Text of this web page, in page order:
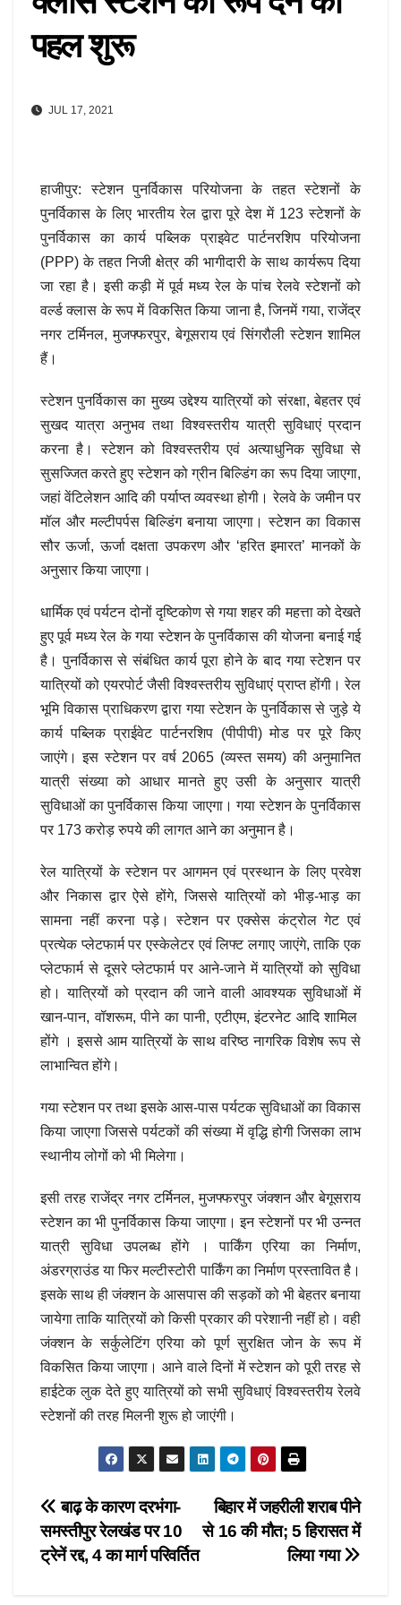
पहल शुरू
JUL 17, 2021
हाजीपुर: स्टेशन पुनर्विकास परियोजना के तहत स्टेशनों के
पुनर्विकास के लिए भारतीय रेल द्वारा पूरे देश में 123 स्टेशनों के
पुनर्विकास का कार्य पब्लिक प्राइवेट पार्टनरशिप परियोजना
(PPP) के तहत निजी क्षेत्र की भागीदारी के साथ कार्यरूप दिया
जा रहा है। इसी कड़ी में पूर्व मध्य रेल के पांच रेलवे स्टेशनों को
वर्ल्ड क्लास के रूप में विकसित किया जाना है, जिनमें गया, राजेंद्र
नगर टर्मिनल, मुजफ्फरपुर, बेगूसराय एवं सिंगरौली स्टेशन शामिल
हैं।
स्टेशन पुनर्विकास का मुख्य उद्देश्य यात्रियों को संरक्षा, बेहतर एवं
सुखद यात्रा अनुभव तथा विश्वस्तरीय यात्री सुविधाएं प्रदान
करना है। स्टेशन को विश्वस्तरीय एवं अत्याधुनिक सुविधा से
सुसज्जित करते हुए स्टेशन को ग्रीन बिल्डिंग का रूप दिया जाएगा,
जहां वेंटिलेशन आदि की पर्याप्त व्यवस्था होगी। रेलवे के जमीन पर
मॉल और मल्टीपर्पस बिल्डिंग बनाया जाएगा। स्टेशन का विकास
सौर ऊर्जा, ऊर्जा दक्षता उपकरण और ‘हरित इमारत’ मानकों के
अनुसार किया जाएगा।
धार्मिक एवं पर्यटन दोनों दृष्टिकोण से गया शहर की महत्ता को देखते
हुए पूर्व मध्य रेल के गया स्टेशन के पुनर्विकास की योजना बनाई गई
है। पुनर्विकास से संबंधित कार्य पूरा होने के बाद गया स्टेशन पर
यात्रियों को एयरपोर्ट जैसी विश्वस्तरीय सुविधाएं प्राप्त होंगी। रेल
भूमि विकास प्राधिकरण द्वारा गया स्टेशन के पुनर्विकास से जुड़े ये
कार्य पब्लिक प्राईवेट पार्टनरशिप (पीपीपी) मोड पर पूरे किए
जाएंगे। इस स्टेशन पर वर्ष 2065 (व्यस्त समय) की अनुमानित
यात्री संख्या को आधार मानते हुए उसी के अनुसार यात्री
सुविधाओं का पुनर्विकास किया जाएगा। गया स्टेशन के पुनर्विकास
पर 173 करोड़ रुपये की लागत आने का अनुमान है।
रेल यात्रियों के स्टेशन पर आगमन एवं प्रस्थान के लिए प्रवेश
और निकास द्वार ऐसे होंगे, जिससे यात्रियों को भीड़-भाड़ का
सामना नहीं करना पड़े। स्टेशन पर एक्सेस कंट्रोल गेट एवं
प्रत्येक प्लेटफार्म पर एस्केलेटर एवं लिफ्ट लगाए जाएंगे, ताकि एक
प्लेटफार्म से दूसरे प्लेटफार्म पर आने-जाने में यात्रियों को सुविधा
हो। यात्रियों को प्रदान की जाने वाली आवश्यक सुविधाओं में
खान-पान, वॉशरूम, पीने का पानी, एटीएम, इंटरनेट आदि शामिल
होंगे । इससे आम यात्रियों के साथ वरिष्ठ नागरिक विशेष रूप से
लाभान्वित होंगे।
गया स्टेशन पर तथा इसके आस-पास पर्यटक सुविधाओं का विकास
किया जाएगा जिससे पर्यटकों की संख्या में वृद्धि होगी जिसका लाभ
स्थानीय लोगों को भी मिलेगा।
इसी तरह राजेंद्र नगर टर्मिनल, मुजफ्फरपुर जंक्शन और बेगूसराय
स्टेशन का भी पुनर्विकास किया जाएगा। इन स्टेशनों पर भी उन्नत
यात्री सुविधा उपलब्ध होंगे । पार्किंग एरिया का निर्माण,
अंडरग्राउंड या फिर मल्टीस्टोरी पार्किंग का निर्माण प्रस्तावित है।
इसके साथ ही जंक्शन के आसपास की सड़कों को भी बेहतर बनाया
जायेगा ताकि यात्रियों को किसी प्रकार की परेशानी नहीं हो। वही
जंक्शन के सर्कुलेटिंग एरिया को पूर्ण सुरक्षित जोन के रूप में
विकसित किया जाएगा। आने वाले दिनों में स्टेशन को पूरी तरह से
हाईटेक लुक देते हुए यात्रियों को सभी सुविधाएं विश्वस्तरीय रेलवे
स्टेशनों की तरह मिलनी शुरू हो जाएंगी।
Post
navigation
बिहार में जहरीली शराब पीने
से 16 की मौत; 5 हिरासत में
लिया गया
बाढ़ के कारण दरभंगा-
समस्तीपुर रेलखंड पर 10
ट्रेनें रद्द, 4 का मार्ग परिवर्तित